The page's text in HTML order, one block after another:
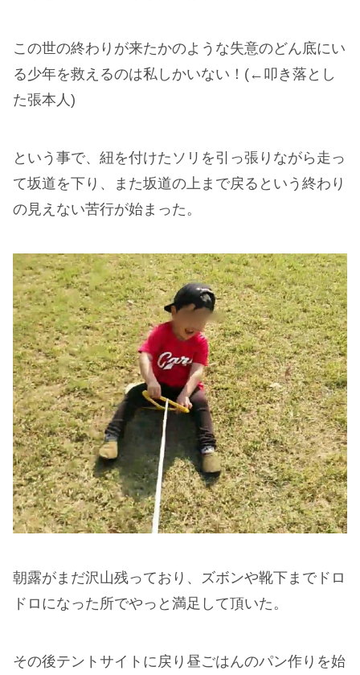
この世の終わりが来たかのような失意のどん底にい
る少年を救えるのは私しかいない！(←叩き落とし
た張本人)
という事で、紐を付けたソリを引っ張りながら走っ
て坂道を下り、また坂道の上まで戻るという終わり
の見えない苦行が始まった。
朝露がまだ沢山残っており、ズボンや靴下までドロ
ドロになった所でやっと満足して頂いた。
その後テントサイトに戻り昼ごはんのパン作りを始